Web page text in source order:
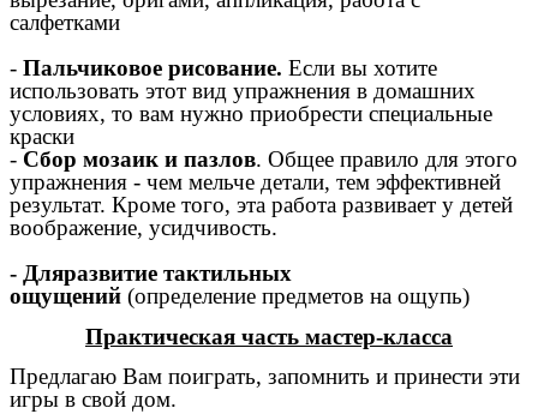
салфетками
- Пальчиковое рисование. Если вы хотите
использовать этот вид упражнения в домашних
условиях, то вам нужно приобрести специальные
краски
- Сбор мозаик и пазлов. Общее правило для этого
упражнения - чем мельче детали, тем эффективней
результат. Кроме того, эта работа развивает у детей
воображение, усидчивость.
- Дляразвитие тактильных
ощущений (определение предметов на ощупь)
Практическая часть мастер-класса
Предлагаю Вам поиграть, запомнить и принести эти
игры в свой дом.